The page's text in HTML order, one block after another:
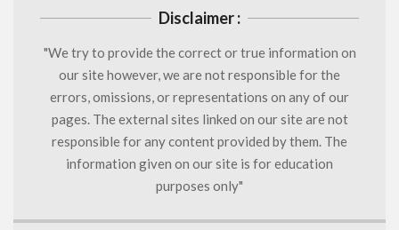
Disclaimer :
"We try to provide the correct or true information on
our site however, we are not responsible for the
errors, omissions, or representations on any of our
pages. The external sites linked on our site are not
responsible for any content provided by them. The
information given on our site is for education
purposes only"